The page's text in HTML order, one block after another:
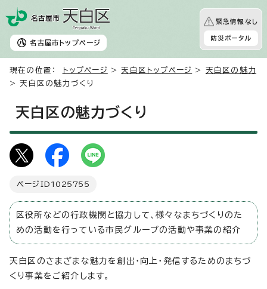
名古屋市 トップページ
緊急情報なし
防災ポータル
現在の位置： トップページ >天白区トップページ > 天白区の魅力
> 天白区の魅力づくり
天白区の魅力づくり
ページID 1025755
区役所などの行政機関と協力して、様々なまちづくりのた
めの活動を行っている市民グループの活動や事業の紹介
天白区のさまざまな魅力を創出・向上・発信するためのまちづ
くり事業をご紹介します。